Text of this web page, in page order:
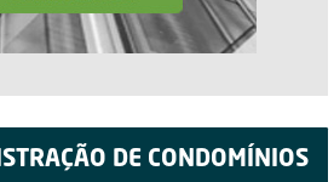
DE CONDOMÍNIOS